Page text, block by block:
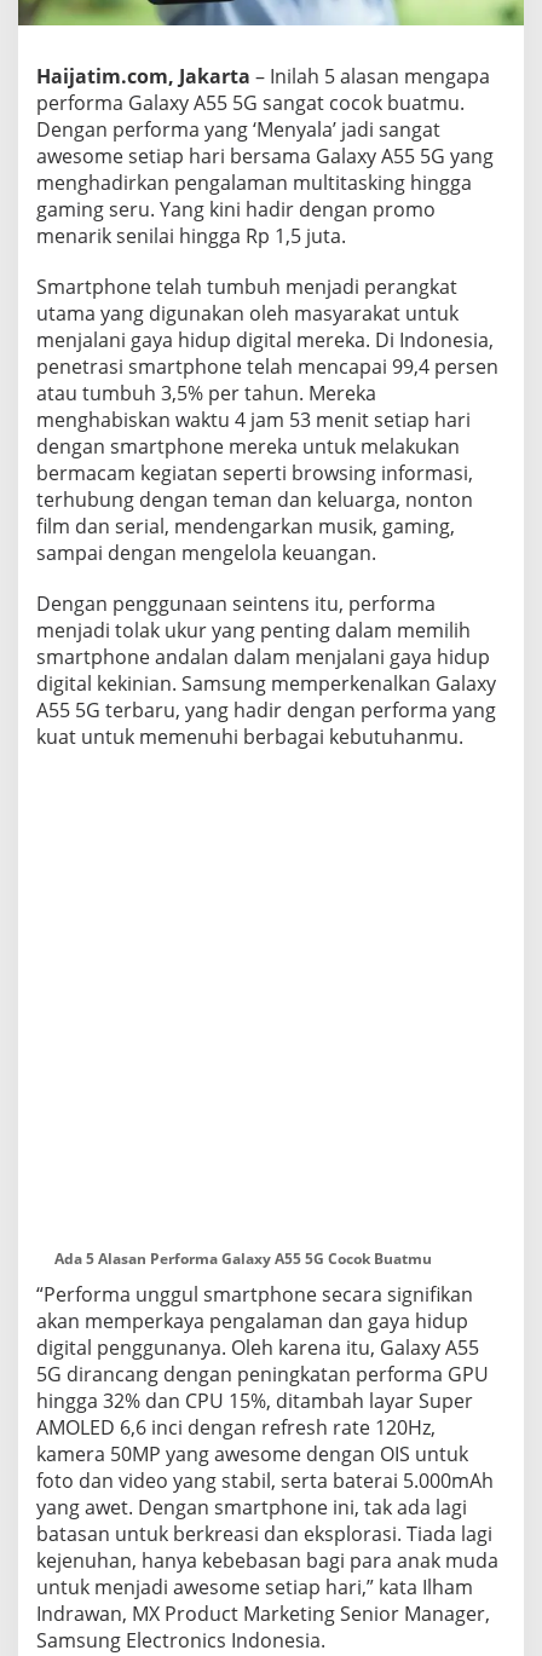
y
A
5
5
5
G
C
o
c
o
k
B
u
a
t
m
u
Haijatim.com, Jakarta – Inilah 5 alasan mengapa
performa Galaxy A55 5G sangat cocok buatmu.
Dengan performa yang ‘Menyala’ jadi sangat
awesome setiap hari bersama Galaxy A55 5G yang
menghadirkan pengalaman multitasking hingga
gaming seru. Yang kini hadir dengan promo
menarik senilai hingga Rp 1,5 juta.
Smartphone telah tumbuh menjadi perangkat
utama yang digunakan oleh masyarakat untuk
menjalani gaya hidup digital mereka. Di Indonesia,
penetrasi smartphone telah mencapai 99,4 persen
atau tumbuh 3,5% per tahun. Mereka
menghabiskan waktu 4 jam 53 menit setiap hari
dengan smartphone mereka untuk melakukan
bermacam kegiatan seperti browsing informasi,
terhubung dengan teman dan keluarga, nonton
film dan serial, mendengarkan musik, gaming,
sampai dengan mengelola keuangan.
Dengan penggunaan seintens itu, performa
menjadi tolak ukur yang penting dalam memilih
smartphone andalan dalam menjalani gaya hidup
digital kekinian. Samsung memperkenalkan Galaxy
A55 5G terbaru, yang hadir dengan performa yang
kuat untuk memenuhi berbagai kebutuhanmu.
Ada 5 Alasan Performa Galaxy A55 5G Cocok Buatmu
“Performa unggul smartphone secara signifikan
akan memperkaya pengalaman dan gaya hidup
digital penggunanya. Oleh karena itu, Galaxy A55
5G dirancang dengan peningkatan performa GPU
hingga 32% dan CPU 15%, ditambah layar Super
AMOLED 6,6 inci dengan refresh rate 120Hz,
kamera 50MP yang awesome dengan OIS untuk
foto dan video yang stabil, serta baterai 5.000mAh
yang awet. Dengan smartphone ini, tak ada lagi
batasan untuk berkreasi dan eksplorasi. Tiada lagi
kejenuhan, hanya kebebasan bagi para anak muda
untuk menjadi awesome setiap hari,” kata Ilham
Indrawan, MX Product Marketing Senior Manager,
Samsung Electronics Indonesia.